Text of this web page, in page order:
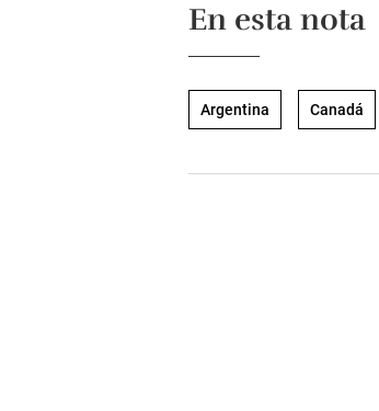
En esta nota
Argentina Canadá